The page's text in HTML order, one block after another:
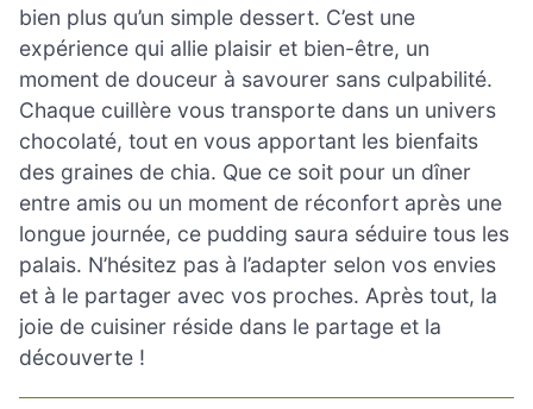
bien plus qu’un simple dessert. C’est une
expérience qui allie plaisir et bien-être, un
moment de douceur à savourer sans culpabilité.
Chaque cuillère vous transporte dans un univers
chocolaté, tout en vous apportant les bienfaits
des graines de chia. Que ce soit pour un dîner
entre amis ou un moment de réconfort après une
longue journée, ce pudding saura séduire tous les
palais. N’hésitez pas à l’adapter selon vos envies
et à le partager avec vos proches. Après tout, la
joie de cuisiner réside dans le partage et la
découverte !